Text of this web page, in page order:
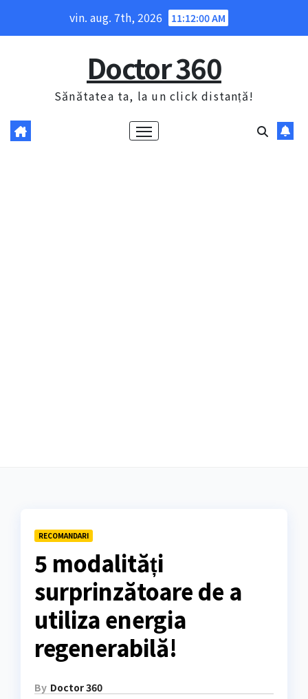
vin. aug. 7th, 2026 11:12:01 AM
Doctor 360
Sănătatea ta, la un click distanță!
RECOMANDARI
5 modalități
surprinzătoare de a
utiliza energia
regenerabilă!
By Doctor 360